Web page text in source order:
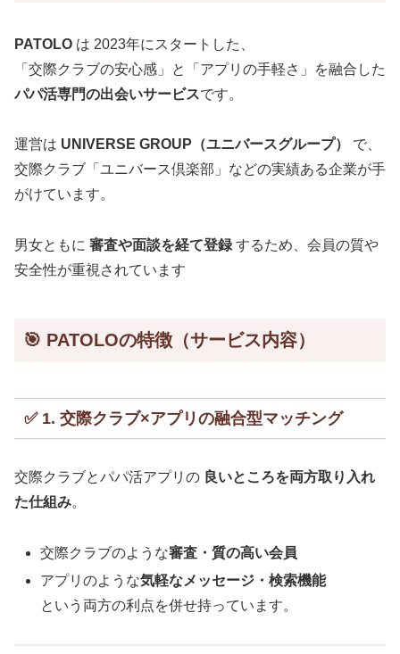
PATOLO は 2023年にスタートした、
「交際クラブの安心感」と「アプリの手軽さ」を融合した
パパ活専門の出会いサービスです。
運営は UNIVERSE GROUP（ユニバースグループ）
で、
交際クラブ「ユニバース倶楽部」などの実績ある企業が手
がけています。
男女ともに 審査や面談を経て登録 するため、会員の質や
安全性が重視されています
🎯 PATOLOの特徴（サービス内容）
✅ 1. 交際クラブ×アプリの融合型マッチング
交際クラブとパパ活アプリの 良いところを両方取り入れ
た仕組み。
交際クラブのような審査・質の高い会員
アプリのような気軽なメッセージ・検索機能
という両方の利点を併せ持っています。